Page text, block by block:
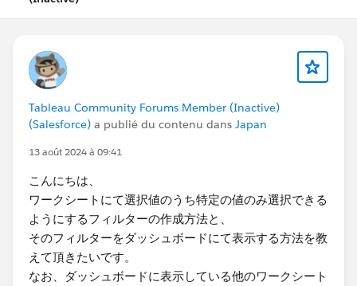
Tableau Community Forums Member (Inactive)
(Salesforce) a publié du contenu dans Japan
13 août 2024 à 09:41
こんにちは、
ワークシートにて選択値のうち特定の値のみ選択できる
ようにするフィルターの作成方法と、
そのフィルターをダッシュボードにて表示する方法を教
えて頂きたいです。
なお、ダッシュボードに表示している他のワークシート